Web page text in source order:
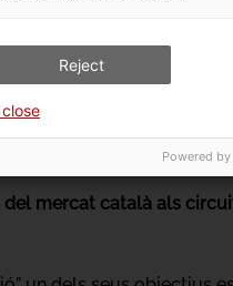
mercat català als
Reject
Powered by